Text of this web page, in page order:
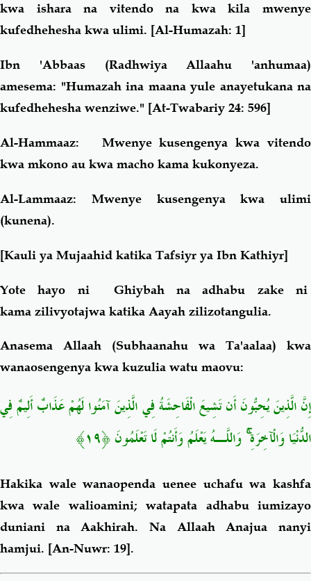
kwa ishara na vitendo na kwa kila mwenye
kufedhehesha kwa ulimi. [Al-Humazah: 1]
Ibn 'Abbaas (Radhwiya Allaahu 'anhumaa)
amesema: "Humazah ina maana yule anayetukana na
kufedhehesha wenziwe." [At-Twabariy 24: 596]
Al-Hammaaz: Mwenye kusengenya kwa vitendo
kwa mkono au kwa macho kama kukonyeza.
Al-Lammaaz: Mwenye kusengenya kwa ulimi
(kunena).
[Kauli ya Mujaahid katika Tafsiyr ya Ibn Kathiyr]
Yote hayo ni Ghiybah na adhabu zake ni
kama zilivyotajwa katika Aayah zilizotangulia.
Anasema Allaah (Subhaanahu wa Ta'aalaa) kwa
wanaosengenya kwa kuzulia watu maovu:
إِنَّ الَّذِينَ يُحِبُّونَ أَن تَشِيعَ الْفَاحِشَةُ فِي الَّذِينَ آمَنُوا لَهُمْ عَذَابٌ أَلِيمٌ فِي
الدُّنْيَا وَالْآخِرَةِ ۚ وَاللَّـهُ يَعْلَمُ وَأَنتُمْ لَا تَعْلَمُونَ ﴿١٩﴾
Hakika wale wanaopenda uenee uchafu wa kashfa
kwa wale walioamini; watapata adhabu iumizayo
duniani na Aakhirah. Na Allaah Anajua nanyi
hamjui. [An-Nuwr: 19].